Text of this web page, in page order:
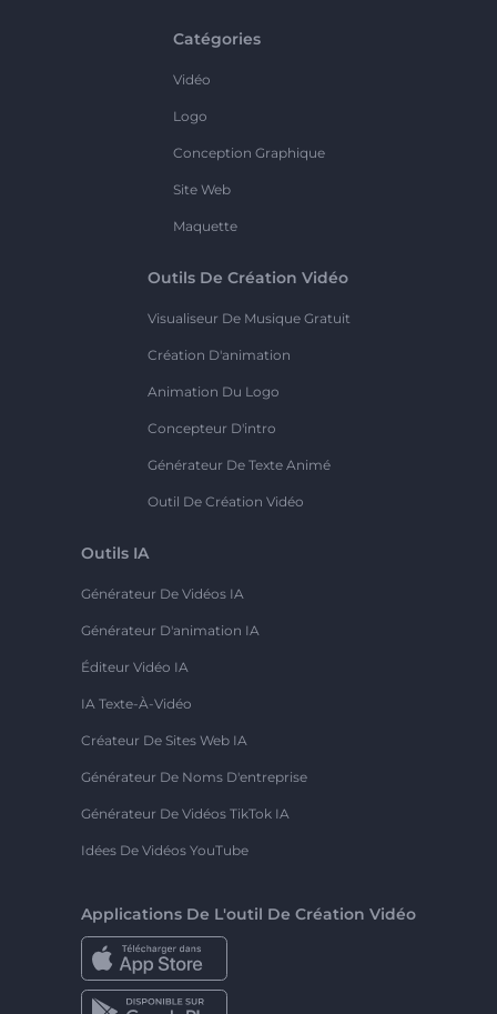
Catégories
Vidéo
Logo
Conception Graphique
Site Web
Maquette
Outils De Création Vidéo
Visualiseur De Musique Gratuit
Création D'animation
Animation Du Logo
Concepteur D'intro
Générateur De Texte Animé
Outil De Création Vidéo
Outils IA
Générateur De Vidéos IA
Générateur D'animation IA
Éditeur Vidéo IA
IA Texte-À-Vidéo
Créateur De Sites Web IA
Générateur De Noms D'entreprise
Générateur De Vidéos TikTok IA
Idées De Vidéos YouTube
Applications De L'outil De Création Vidéo